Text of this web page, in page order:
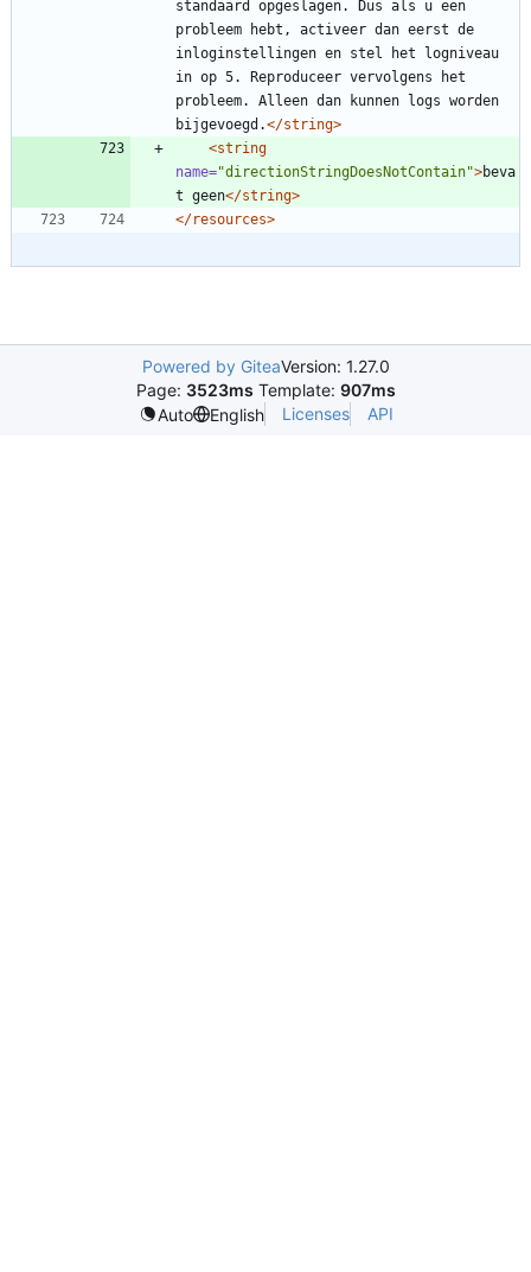
standaard opgeslagen. Dus als u een
probleem hebt, activeer dan eerst de
inloginstellingen en stel het logniveau
in op 5. Reproduceer vervolgens het
probleem. Alleen dan kunnen logs worden
bijgevoegd.</string>
<string
name="directionStringDoesNotContain">beva
t geen</string>
</resources>
Powered by GiteaVersion: 1.27.0
Page: 3523ms Template: 907ms
Auto
English Licenses API